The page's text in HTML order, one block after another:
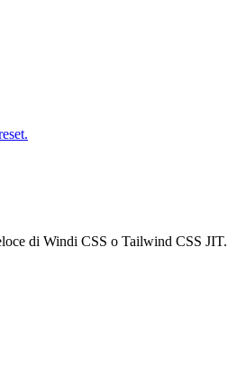
di Windi CSS o Tailwind CSS JIT.